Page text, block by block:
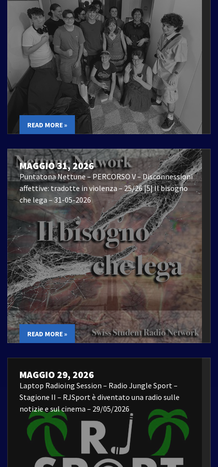
READ MORE »
MAGGIO 31, 2026
Puntatona Nettune – PERCORSO V – Disconnessioni
affettive: tradotte in violenza – 25/26 |5| Il bisogno
che lega – 31-05-2026
READ MORE »
MAGGIO 29, 2026
Laptop Radioing Session – Radio Jungle Sport –
Stagione II – RJSport è diventato una radio sulle
notizie e sul cinema – 29/05/2026